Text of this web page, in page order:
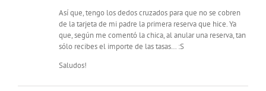
Así que, tengo los dedos cruzados para que no se cobren
de la tarjeta de mi padre la primera reserva que hice. Ya
que, según me comentó la chica, al anular una reserva, tan
sólo recibes el importe de las tasas… :S
Saludos!